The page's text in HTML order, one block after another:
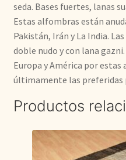
seda. Bases fuertes, lanas
Estas alfombras están
Pakistán, Irán y La India.
doble nudo y con lana
Europa y América por
últimamente las preferidas
Productos